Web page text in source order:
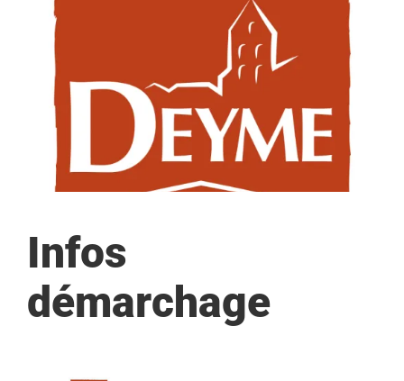
Environnement
Aménagement & Travaux
Contacter la mairie
Recevoir les Flashs Infos
Infos
démarchage